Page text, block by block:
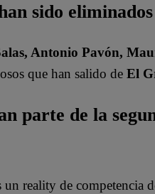
sido
Antonio Pavón,
que han salido de El
parte de la
un reality de competencia